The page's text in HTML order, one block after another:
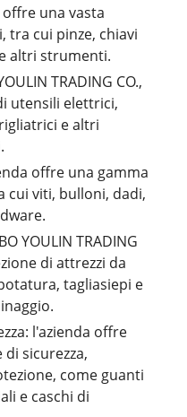
una vasta
tra cui pinze, chiavi
altri strumenti.
TRADING CO.,
utensili elettrici,
e altri
offre una gamma
cui viti, bulloni, dadi,
YOULIN TRADING
di attrezzi da
tagliasiepi e
l'azienda offre
sicurezza,
come guanti
e caschi di